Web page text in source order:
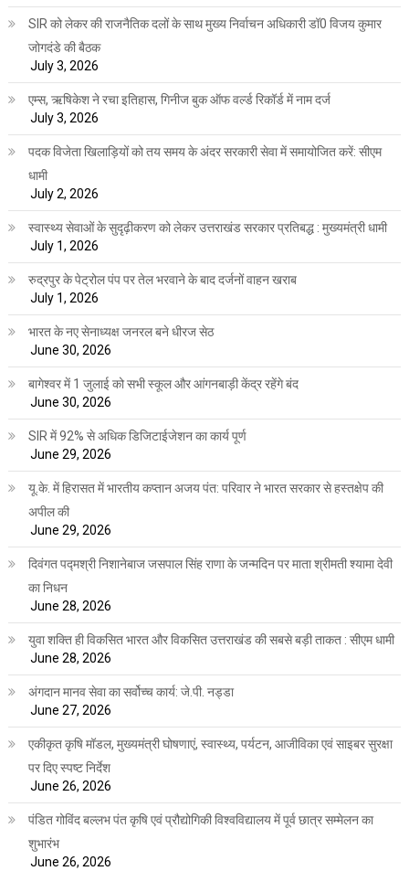
SIR को लेकर की राजनैतिक दलों के साथ मुख्य निर्वाचन अधिकारी डॉ0 विजय कुमार
जोगदंडे की बैठक
July 3, 2026
एम्स, ऋषिकेश ने रचा इतिहास, गिनीज बुक ऑफ वर्ल्ड रिकॉर्ड में नाम दर्ज
July 3, 2026
पदक विजेता खिलाड़ियों को तय समय के अंदर सरकारी सेवा में समायोजित करें: सीएम
धामी
July 2, 2026
स्वास्थ्य सेवाओं के सुदृढ़ीकरण को लेकर उत्तराखंड सरकार प्रतिबद्ध : मुख्यमंत्री धामी
July 1, 2026
रुद्रपुर के पेट्रोल पंप पर तेल भरवाने के बाद दर्जनों वाहन खराब
July 1, 2026
भारत के नए सेनाध्यक्ष जनरल बने धीरज सेठ
June 30, 2026
बागेश्वर में 1 जुलाई को सभी स्कूल और आंगनबाड़ी केंद्र रहेंगे बंद
June 30, 2026
SIR में 92% से अधिक डिजिटाईजेशन का कार्य पूर्ण
June 29, 2026
यू.के. में हिरासत में भारतीय कप्तान अजय पंत: परिवार ने भारत सरकार से हस्तक्षेप की
अपील की
June 29, 2026
दिवंगत पद्मश्री निशानेबाज जसपाल सिंह राणा के जन्मदिन पर माता श्रीमती श्यामा देवी
का निधन
June 28, 2026
युवा शक्ति ही विकसित भारत और विकसित उत्तराखंड की सबसे बड़ी ताकत : सीएम धामी
June 28, 2026
अंगदान मानव सेवा का सर्वोच्च कार्य: जे.पी. नड्डा
June 27, 2026
एकीकृत कृषि मॉडल, मुख्यमंत्री घोषणाएं, स्वास्थ्य, पर्यटन, आजीविका एवं साइबर सुरक्षा
पर दिए स्पष्ट निर्देश
June 26, 2026
पंडित गोविंद बल्लभ पंत कृषि एवं प्रौद्योगिकी विश्वविद्यालय में पूर्व छात्र सम्मेलन का
शुभारंभ
June 26, 2026